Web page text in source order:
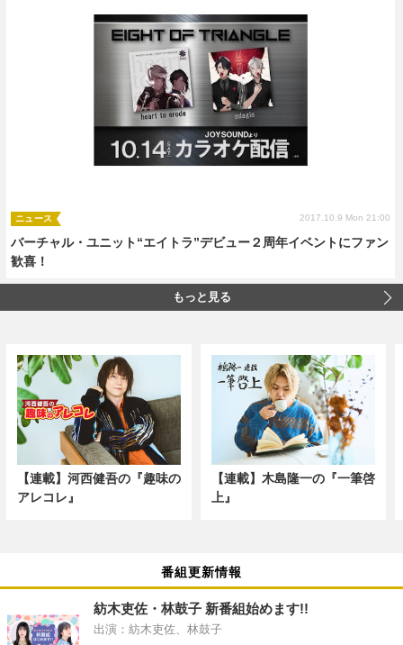
バーチャル・ユニット“エイトラ”デビュー２周年イベントにファン
歓喜！
ニュース 2017.10.9 Mon 21:00
もっと見る
【連載】河西健吾の『趣味の
アレコレ』
【連載】木島隆一の『一筆啓
上』
番組更新情報
紡木吏佐・林鼓子 新番組始めます!!
出演：紡木吏佐、林鼓子